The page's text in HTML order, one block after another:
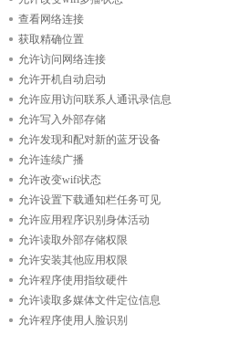
查看网络连接
获取精确位置
允许访问网络连接
允许开机自动启动
允许应用访问联系人通讯录信息
允许写入外部存储
允许发现和配对新的蓝牙设备
允许连续广播
允许改变wifi状态
允许设置下载通知栏任务可见
允许应用程序识别身体活动
允许读取外部存储权限
允许安装其他应用权限
允许程序使用指纹硬件
允许读取多媒体文件定位信息
允许程序使用人脸识别